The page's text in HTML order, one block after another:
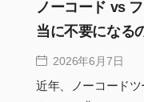
ノーコード vs
当に不要になる
価値2026年6月7日
近年、ノーコードツ